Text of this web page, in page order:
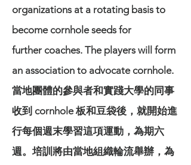
organizations at a rotating basis to
become cornhole seeds for
further coaches. The players will form
an association to advocate cornhole.
當地團體的參與者和實踐大學的同事
收到 cornhole 板和豆袋後，就開始進
行每個週末學習這項運動，為期六
週。培訓將由當地組織輪流舉辦，為